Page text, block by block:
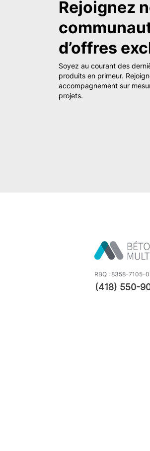
Rejoignez
d’offres
Soyez au courant des
produits en primeur.
accompagnement sur
projets.
RBQ : 8358-7105-
(418) 550-